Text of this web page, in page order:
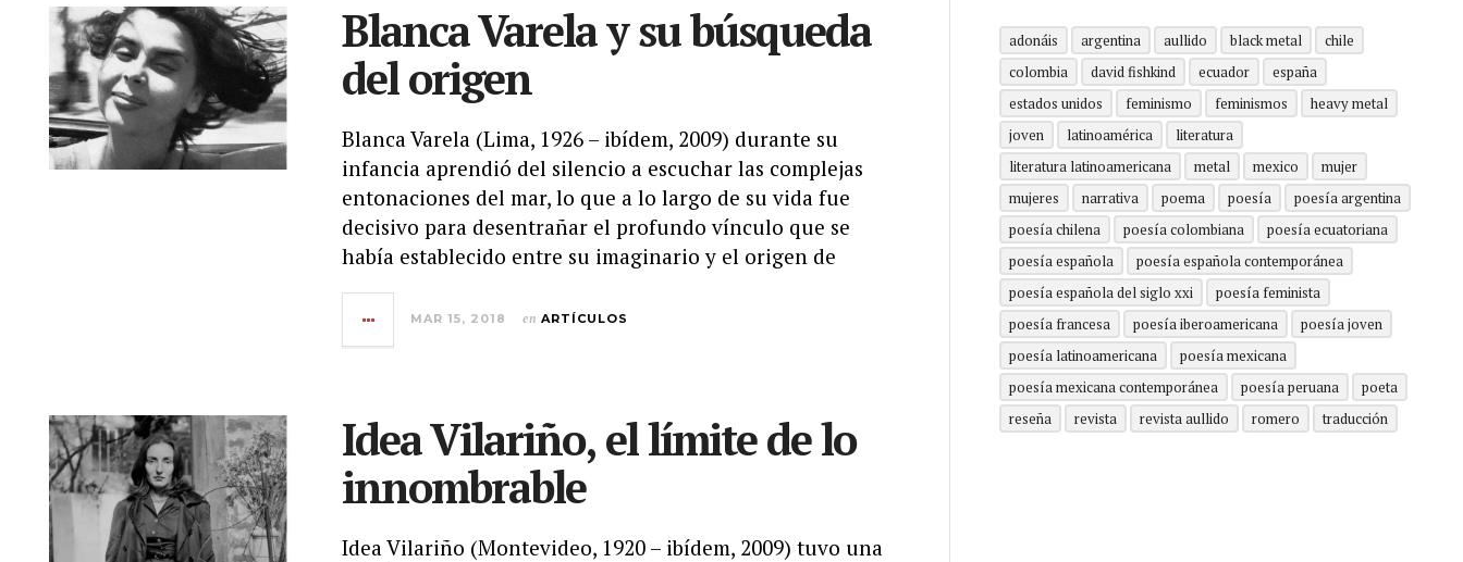
Blanca Varela y su búsqueda
del origen
Blanca Varela (Lima, 1926 – ibídem, 2009) durante su
infancia aprendió del silencio a escuchar las complejas
entonaciones del mar, lo que a lo largo de su vida fue
decisivo para desentrañar el profundo vínculo que se
había establecido entre su imaginario y el origen de
MAR 15, 2018 en ARTÍCULOS
Idea Vilariño, el límite de lo
innombrable
Idea Vilariño (Montevideo, 1920 – ibídem, 2009) tuvo una
adonáis argentina aullido black metal
chile
colombia
david fishkind ecuador
españa
estados unidos
feminismo feminismos
heavy metal
joven
latinoamérica
literatura
literatura latinoamericana
metal mexico
mujer
mujeres
narrativa poema poesía
poesía argentina
poesía chilena
poesía colombiana
poesía ecuatoriana
poesía española
poesía española contemporánea
poesía española del siglo xxi
poesía feminista
poesía francesa
poesía iberoamericana
poesía joven
poesía latinoamericana
poesía mexicana
poesía mexicana contemporánea
poesía peruana
poeta
reseña
revista revista aullido romero traducción